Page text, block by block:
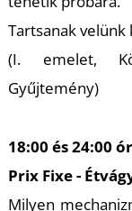
Tartsanak
(I. emelet,
Gyűjtemény)
18:00 és 24:00
Prix Fixe -
Milyen